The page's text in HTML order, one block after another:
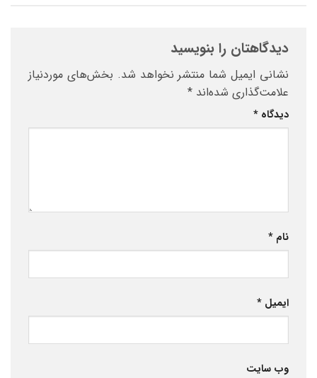
دیدگاهتان را بنویسید
نشانی ایمیل شما منتشر نخواهد شد. بخش‌های موردنیاز
علامت‌گذاری شده‌اند *
دیدگاه *
نام *
ایمیل *
وب‌ سایت